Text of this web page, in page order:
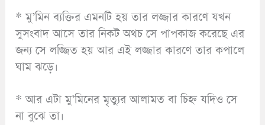
* মু’মিন ব্যক্তির এমনটি হয় তার লজ্জার কারণে যখন
সুসংবাদ আসে তার নিকট অথচ সে পাপকাজ করেছে এর
জন্য সে লজ্জিত হয় আর এই লজ্জার কারণে তার কপালে
ঘাম ঝড়ে।
* আর এটা মু’মিনের মৃত্যুর আলামত বা চিহ্ন যদিও সে
না বুঝে তা।